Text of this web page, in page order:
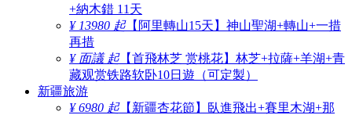
+納木錯 11天
¥ 13980 起【阿里轉山15天】神山聖湖+轉山+一措
再措
¥ 面議 起【首飛林芝 赏桃花】林芝+拉薩+羊湖+青
藏观赏铁路软卧10日遊（可定製）
新疆旅游
¥ 6980 起【新疆杏花節】臥進飛出+賽里木湖+那